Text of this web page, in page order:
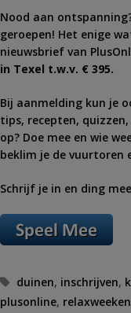
Nood aan
geroepen! Het enige
nieuwsbrief van
in Texel t.w.v. € 395.
Bij aanmelding kun je
tips, recepten,
op? Doe mee en wie
beklim je de
Schrijf je in en ding
Tags
duinen, inschrijven,
plusonline,